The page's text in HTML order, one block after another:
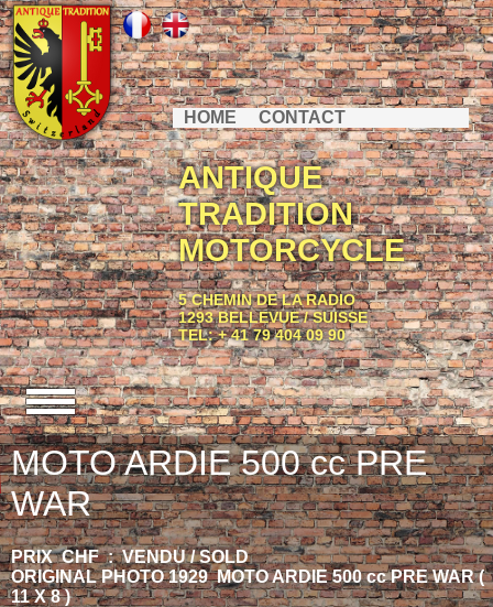
HOME CONTACT
ANTIQUE
TRADITION
MOTORCYCLE
5 CHEMIN DE LA RADIO
1293 BELLEVUE / SUISSE
TEL: + 41 79 404 09 90
MOTO ARDIE 500 cc PRE
WAR
PRIX CHF : VENDU / SOLD
ORIGINAL PHOTO 1929 MOTO ARDIE 500 cc PRE WAR (
11 X 8 )